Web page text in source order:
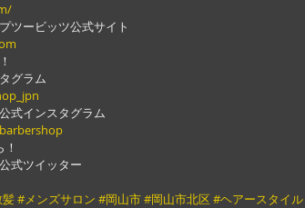
ツービッツ公式サイト
グラム
式インスタグラム
式ツイッター
#メンズサロン #岡山市#岡山市北区 #ヘアースタイル